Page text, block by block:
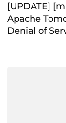
[UPDATE]
Apache
Denial of